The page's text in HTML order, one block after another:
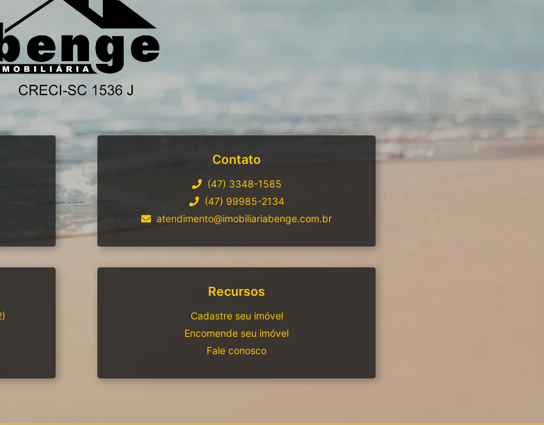
Contato
(47) 3348-1585
(47) 99985-2134
atendimento@imobiliariabenge.com.br
Recursos
Cadastre seu imóvel
Encomende seu imóvel
Fale conosco